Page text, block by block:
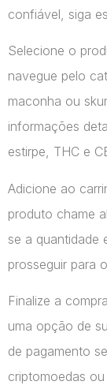
confiável, siga
Selecione o
navegue pelo
maconha ou
informações
estirpe, THC e
Adicione ao
produto chame
se a quantidade
prosseguir para
Finalize a
uma opção de
de pagamento
criptomoedas